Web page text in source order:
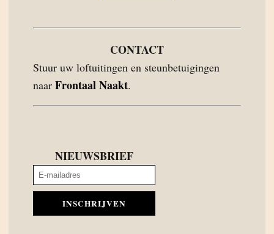
CONTACT
Stuur uw loftuitingen en steunbetuigingen
naar Frontaal Naakt.
NIEUWSBRIEF
INSCHRIJVEN